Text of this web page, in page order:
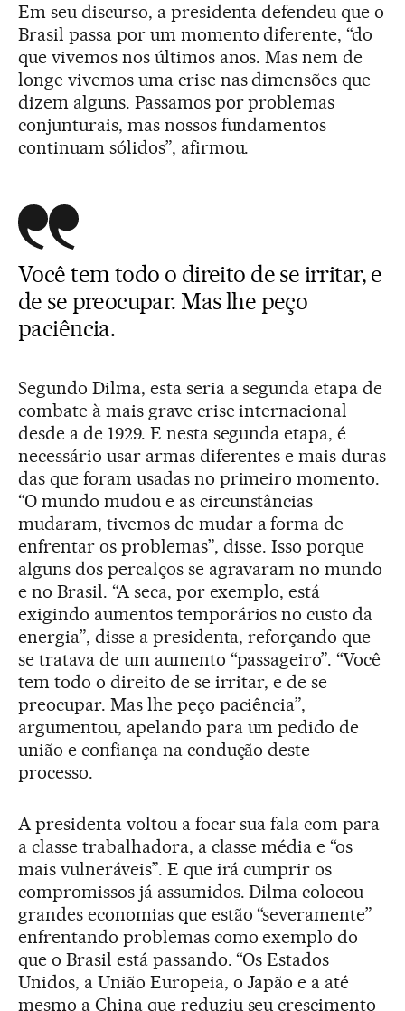
Em seu discurso, a presidenta defendeu que o
Brasil passa por um momento diferente, “do
que vivemos nos últimos anos. Mas nem de
longe vivemos uma crise nas dimensões que
dizem alguns. Passamos por problemas
conjunturais, mas nossos fundamentos
continuam sólidos”, afirmou.
Você tem todo o direito de se irritar, e
de se preocupar. Mas lhe peço
paciência.
Segundo Dilma, esta seria a segunda etapa de
combate à mais grave crise internacional
desde a de 1929. E nesta segunda etapa, é
necessário usar armas diferentes e mais duras
das que foram usadas no primeiro momento.
“O mundo mudou e as circunstâncias
mudaram, tivemos de mudar a forma de
enfrentar os problemas”, disse. Isso porque
alguns dos percalços se agravaram no mundo
e no Brasil. “A seca, por exemplo, está
exigindo aumentos temporários no custo da
energia”, disse a presidenta, reforçando que
se tratava de um aumento “passageiro”. “Você
tem todo o direito de se irritar, e de se
preocupar. Mas lhe peço paciência”,
argumentou, apelando para um pedido de
união e confiança na condução deste
processo.
A presidenta voltou a focar sua fala com para
a classe trabalhadora, a classe média e “os
mais vulneráveis”. E que irá cumprir os
compromissos já assumidos. Dilma colocou
grandes economias que estão “severamente”
enfrentando problemas como exemplo do
que o Brasil está passando. “Os Estados
Unidos, a União Europeia, o Japão e a até
mesmo a China que reduziu seu crescimento